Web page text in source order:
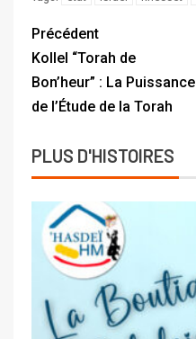
Précédent
Kollel “Torah de
Bon’heur” : La Puissance
de l’Étude de la Torah
PLUS D'HISTOIRES